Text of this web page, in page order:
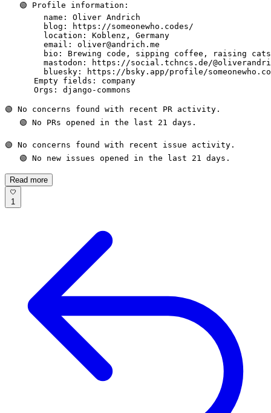
   🟢 Profile information:
        name: Oliver Andrich
        blog: https://someonewho.codes/
        location: Koblenz, Germany
        email: oliver@andrich.me
bio: Brewing code, sipping coffee, raising
mastodon: https://social.tchncs.de/
bluesky: https://bsky.app/profile/
      Empty fields: company
      Orgs: django-commons
🟢 No concerns found with recent PR activity.
   🟢 No PRs opened in the last 21 days.
🟢 No concerns found with recent issue activity.
   🟢 No new issues opened in the last 21 days.
Read more
1